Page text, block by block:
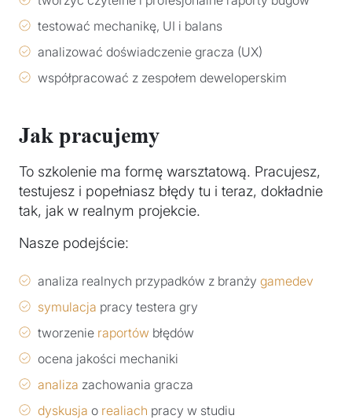
testować mechanikę, UI i balans
analizować doświadczenie gracza (UX)
współpracować z zespołem deweloperskim
Jak pracujemy
To szkolenie ma formę warsztatową. Pracujesz,
testujesz i popełniasz błędy tu i teraz, dokładnie
tak, jak w realnym projekcie.
Nasze podejście:
analiza realnych przypadków z branży gamedev
symulacja pracy testera gry
tworzenie raportów błędów
ocena jakości mechaniki
analiza zachowania gracza
dyskusja o realiach pracy w studiu